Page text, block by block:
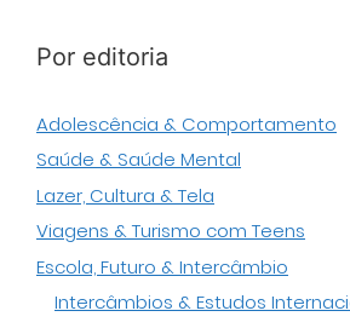
Por editoria
Adolescência & Comportamento
Saúde & Saúde Mental
Lazer, Cultura & Tela
Viagens & Turismo com Teens
Escola, Futuro & Intercâmbio
Intercâmbios & Estudos